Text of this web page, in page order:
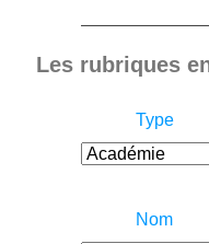
Les rubriques
Type
Nom